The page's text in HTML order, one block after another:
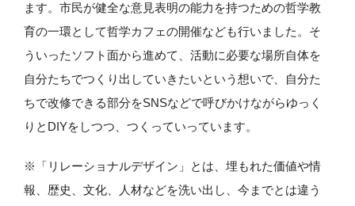
ます。市民が健全な意見表明の能力を持つための哲学教
育の一環として哲学カフェの開催なども行いました。そ
ういったソフト面から進めて、活動に必要な場所自体を
自分たちでつくり出していきたいという想いで、自分た
ちで改修できる部分をSNSなどで呼びかけながらゆっく
りとDIYをしつつ、つくっていっています。
※「リレーショナルデザイン」とは、埋もれた価値や情
報、歴史、文化、人材などを洗い出し、今までとは違う